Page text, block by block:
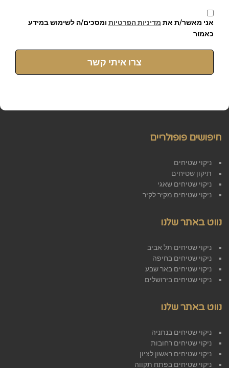
אני מאשר/ת את מדיניות הפרטיות ומסכים/ה לשימוש במידע
כאמור
צרו איתי קשר
חיפושים פופולריים
ניקוי שטיחים
תיקון שטיחים
ניקוי שטיחים שאגי
ניקוי שטיחים מקיר לקיר
נווט באתר שלנו
ניקוי שטיחים תל אביב
ניקוי שטיחים בחיפה
ניקוי שטיחים באר שבע
ניקוי שטיחים בירושלים
נווט באתר שלנו
ניקוי שטיחים בנתניה
ניקוי שטיחים רחובות
ניקוי שטיחים ראשון לציון
ניקוי שטיחים בפתח תקווה